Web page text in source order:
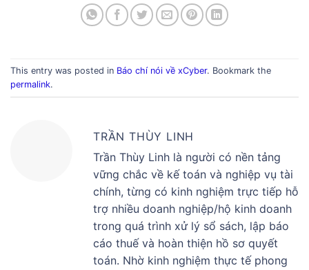
This entry was posted in Báo chí nói về xCyber. Bookmark the
permalink.
TRẦN THÙY LINH
Trần Thùy Linh là người có nền tảng
vững chắc về kế toán và nghiệp vụ tài
chính, từng có kinh nghiệm trực tiếp hỗ
trợ nhiều doanh nghiệp/hộ kinh doanh
trong quá trình xử lý sổ sách, lập báo
cáo thuế và hoàn thiện hồ sơ quyết
toán. Nhờ kinh nghiệm thực tế phong